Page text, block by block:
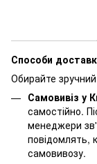
Способи
Обирайте
Самовивіз у
самостійно.
менеджери
повідомлять,
самовивозу.